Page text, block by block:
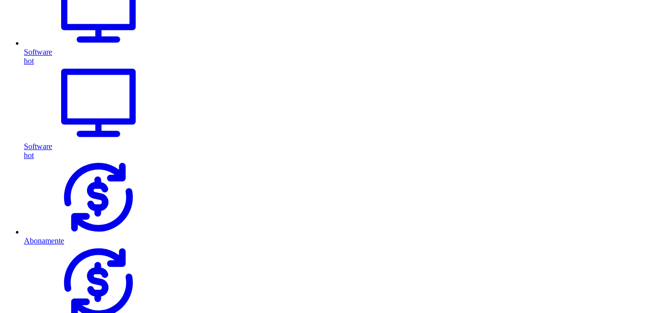
Software
hot
Software
hot
Abonamente